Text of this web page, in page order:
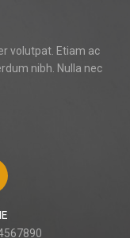
volutpat. Etiam ac
nibh. Nulla nec